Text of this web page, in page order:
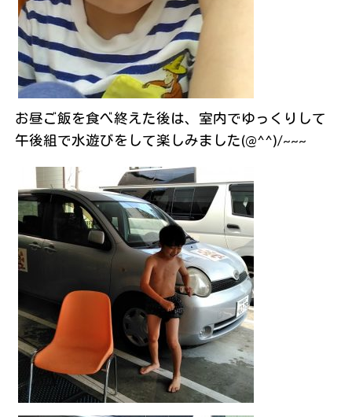
お昼ご飯を食べ終えた後は、室内でゆっくりして
午後組で水遊びをして楽しみました(@^^)/~~~